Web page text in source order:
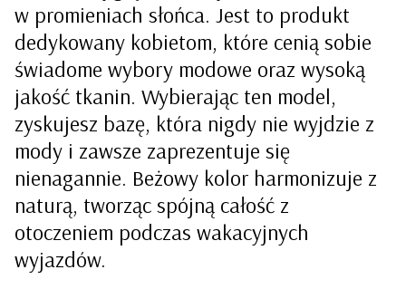
w promieniach słońca. Jest to produkt
dedykowany kobietom, które cenią sobie
świadome wybory modowe oraz wysoką
jakość tkanin. Wybierając ten model,
zyskujesz bazę, która nigdy nie wyjdzie z
mody i zawsze zaprezentuje się
nienagannie. Beżowy kolor harmonizuje z
naturą, tworząc spójną całość z
otoczeniem podczas wakacyjnych
wyjazdów.